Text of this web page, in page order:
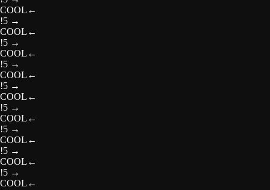
COOL ←
!5 →
COOL ←
!5 →
COOL ←
!5 →
COOL ←
!5 →
COOL ←
!5 →
COOL ←
!5 →
COOL ←
!5 →
COOL ←
!5 →
COOL ←